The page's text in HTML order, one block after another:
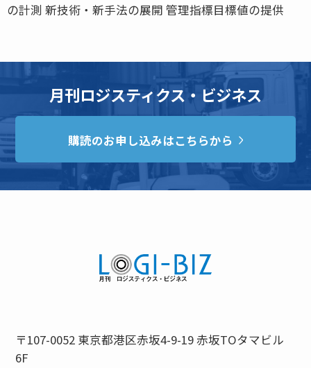
の計測 新技術・新手法の展開 管理指標目標値の提供
月刊ロジスティクス・ビジネス
購読のお申し込みはこちらから
〒107-0052 東京都港区赤坂4-9-19 赤坂TOタマビル
6F